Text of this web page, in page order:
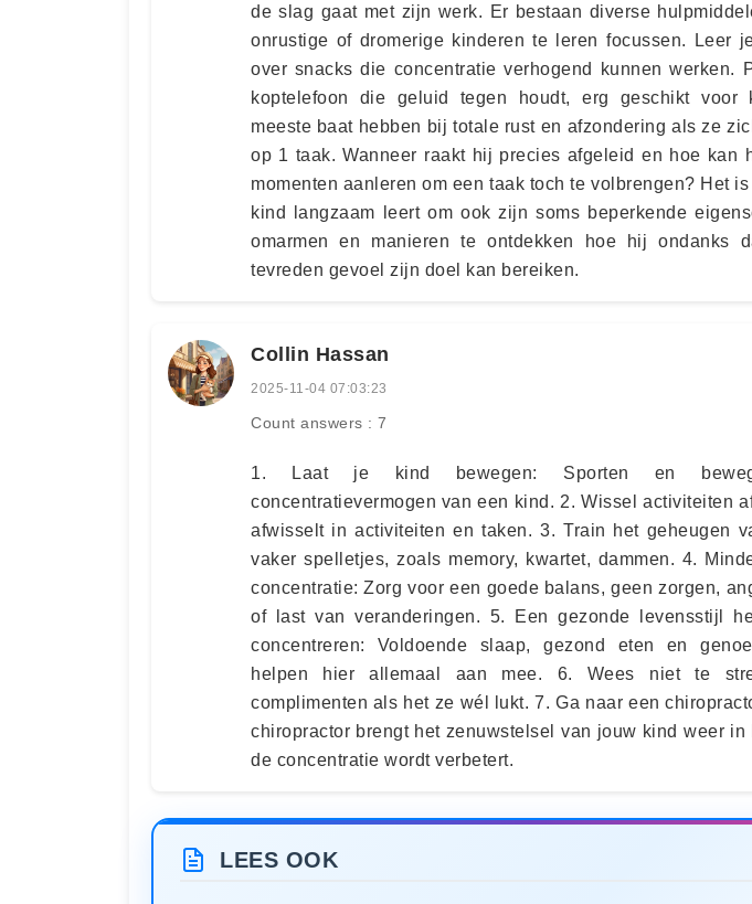
de slag gaat met zijn werk. Er bestaan diverse
onrustige of dromerige kinderen te leren focussen. Leer
over snacks die concentratie verhogend kunnen werken.
koptelefoon die geluid tegen houdt, erg geschikt voor
meeste baat hebben bij totale rust en afzondering als ze
op 1 taak. Wanneer raakt hij precies afgeleid en hoe kan
momenten aanleren om een taak toch te volbrengen? Het
kind langzaam leert om ook zijn soms beperkende
omarmen en manieren te ontdekken hoe hij ondanks
tevreden gevoel zijn doel kan bereiken.
Collin Hassan
2025-11-04 07:03:23
Count answers : 7
1. Laat je kind bewegen: Sporten en
concentratievermogen van een kind. 2. Wissel activiteiten
afwisselt in activiteiten en taken. 3. Train het geheugen
vaker spelletjes, zoals memory, kwartet, dammen. 4.
concentratie: Zorg voor een goede balans, geen zorgen,
of last van veranderingen. 5. Een gezonde levensstijl
concentreren: Voldoende slaap, gezond eten en
helpen hier allemaal aan mee. 6. Wees niet te
complimenten als het ze wél lukt. 7. Ga naar een
chiropractor brengt het zenuwstelsel van jouw kind weer in
de concentratie wordt verbetert.
LEES OOK